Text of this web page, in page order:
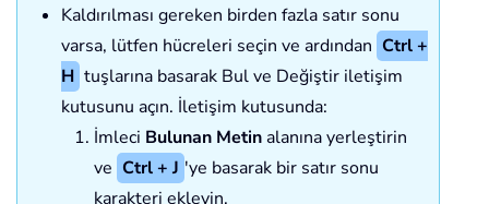
Kaldırılması gereken birden fazla satır sonu
varsa, lütfen hücreleri seçin ve ardından Ctrl +
H tuşlarına basarak Bul ve Değiştir iletişim
kutusunu açın. İletişim kutusunda:
İmleci Bulunan Metinalanına yerleştirin
ve Ctrl + J 'ye basarak bir satır sonu
karakteri ekleyin.